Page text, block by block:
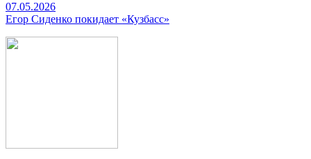
07.05.2026
Егор Сиденко покидает «Кузбасс»